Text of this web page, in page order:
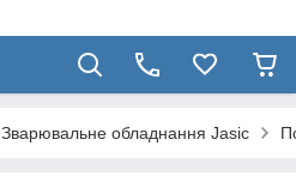
Зварювальне обладнання Jasic